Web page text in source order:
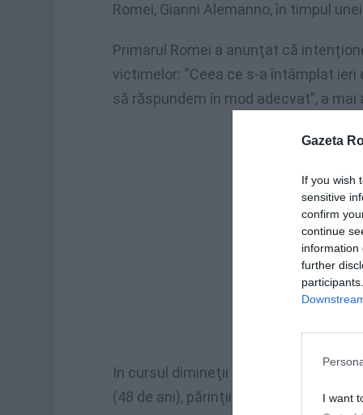
Gazeta
If you wish
sensitive
confirm
continue
information
further
I want
Romei, Gianni Alemanno, în timpul
Primarul Romei a anunţat că
victimelor: “Ceea ce s-a întâmplat
să răspundem în mod adecvat”, a mai
In cursul dimineţii de luni, 7 februarie,
(48 de ani), părinţii celor patru